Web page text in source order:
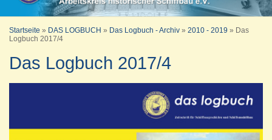
Startseite » DAS LOGBUCH » Das Logbuch - Archiv » 2010 - 2019 »
Das
Logbuch 2017/4
Das Logbuch 2017/4